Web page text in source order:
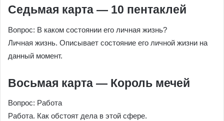
Седьмая карта — 10 пентаклей
Вопрос: В каком состоянии его личная жизнь?
Личная жизнь. Описывает состояние его личной жизни на
данный момент.
Восьмая карта — Король мечей
Вопрос: Работа
Работа. Как обстоят дела в этой сфере.